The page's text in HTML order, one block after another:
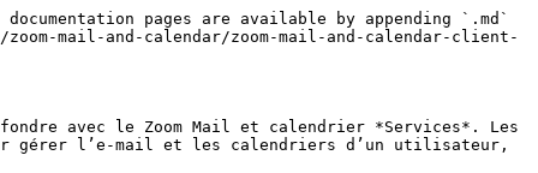
stratégies de groupe (GPO) permettant de limiter l’accès des clients aux clients Zoom Mail et Zoom Calendar. Les administrateurs de compte ou les utilisateurs autorisés peuvent restreindre l’accès à ces fonctionnalités exclusivement depuis le Web.
* **Les Clients Zoom Mail et calendrier ne sont pas disponibles pour les Zoom pour les gouvernements clients**\
  \
  Les clients de Zoom Mail et du calendrier ne sont pas disponibles pour les clients de Zoom pour les gouvernements (FedRAMP).

#### <mark style="color:bleu;">Le Client Zoom Mail prend en charge un seul compte e-mail authentifié à la fois</mark> <a href="#c3rq4l5nt48q" id="c3rq4l5nt48q"></a>

Les utilisateurs peuvent intégrer au maximum un seul compte e-mail à la fois dans le client ; cependant, les utilisateurs peuvent accéder à autant de calendriers que leur compte e-mail y est autorisé. Les utilisateurs disposant d’un accès délégué peuvent toujours recevoir des notifications par e-mail pour les nouveaux événements du calendrier s’ils sont abonnés.

#### <mark style="color:bleu;">Les clients Zoom Mail et Zoom Calendar envoient et reçoivent des données via des API REST avec authentification OAuth 2.0</mark> <a href="#a3vswfmpaujo" id="a3vswfmpaujo"></a>

Semblable à l’intégration existante du calendrier et des contacts de Zoom, l’intégration de la gestion du calendrier et du courrier utilise des périmètres (scopes) d’application supplémentaires pour les autorisations de lecture et d’écriture de l’e-mail et du calendrier. Les applications Zoom Workplace récupèrent les données de gestion du calendrier et de messagerie depuis Gmail, Microsoft 365 et Zoom Mail via des requêtes REST API en utilisant l’authentification OAuth 2.0.

#### <mark style="color:bleu;">Aucune donnée de messagerie ou d’agenda provenant d’un tiers n’est stockée dans les serveurs de Zoom Mail</mark> <a href="#k2pz155s3ud4" id="k2pz155s3ud4"></a>

Aucune donnée de e-mail ou de calendrier provenant d’intégrations tierces avec les clients Zoom Mail et Calendrier n’est stockée dans les serveurs Zoom Mail. Toutes les données sont traitées directement du fournisseur de services vers le client de l’utilisateur.

#### <mark style="color:bleu;">Les événements du calendrier sont stockés en mémoire temporaire jusqu'à ce que le client soit quitté</mark> <a href="#qzraj14zb1nc" id="qzraj14zb1nc"></a>

Les événements du calendrier utilisateur sont stockés dans la mémoire temporaire (RAM) de la machine locale. Ces données persistent sur la machine jusqu’à leur suppression lors de la fermeture du client.

#### <mark style="color:bleu;">Les données d'e-mail sont stockées dans une base de données chiffrée sur la machine locale jusqu'à ce que l'utilisateur se déconnecte</mark> <a href="#svegc6puyqco" id="svegc6puyqco"></a>

Les données provenant des Intégrations du client e-mail sont stockées dans une base de données chiffrée sur la machine locale de l’utilisateur. Ces données n’expirent pas et ne sont pas supprimées de la machine, sauf si l’utilisateur est déconnecté de son compte e-mail dans l’application Zoom Workplace.

####